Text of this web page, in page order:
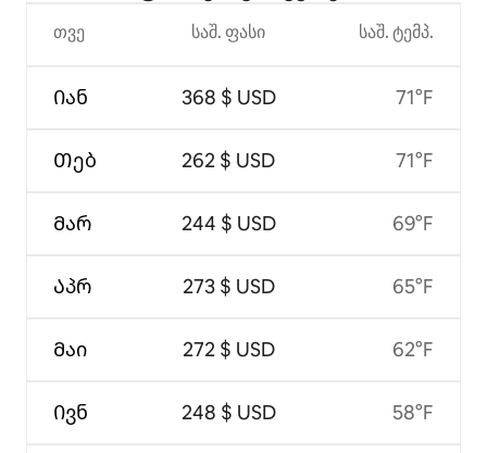
თვე
Იან
Თებ
Მარ
Აპრ
Მაი
Ივნ
საშ. ფასი
368 $ USD
262 $ USD
244 $ USD
273 $ USD
272 $ USD
248 $ USD
საშ. ტემპ.
71°F
71°F
69°F
65°F
62°F
58°F